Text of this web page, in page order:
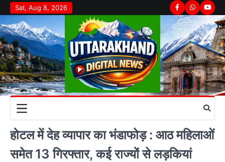
Skip
to
content
Sat, Aug 8, 2026 Facebook
Whatsapp
होटल में देह व्यापार का भंडाफोड़ : आठ महिलाओं
समेत 13 गिरफ्तार, कई राज्यों से लड़कियां